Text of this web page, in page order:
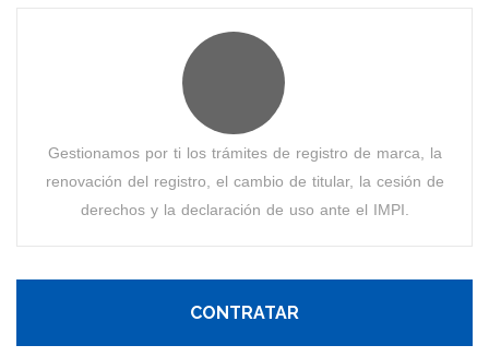
Gestionamos por ti los trámites de registro de marca, la
renovación del registro, el cambio de titular, la cesión de
derechos y la declaración de uso ante el IMPI.
CONTRATAR